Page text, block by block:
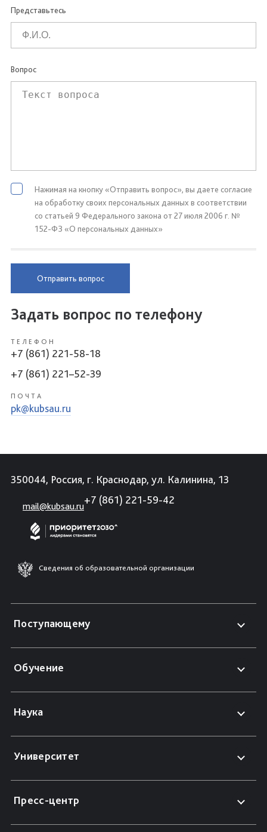
Представьтесь
Вопрос
Нажимая на кнопку «Отправить вопрос», вы даете согласие
на обработку своих персональных данных в соответствии
со статьей 9 Федерального закона от 27 июля 2006 г. №
152-ФЗ «О персональных данных»
Отправить вопрос
Задать вопрос по телефону
ТЕЛЕФОН
+7 (861) 221-58-18
+7 (861) 221–52-39
ПОЧТА
pk@kubsau.ru
350044, Россия, г. Краснодар, ул. Калинина, 13
mail@kubsau.ru
+7 (861) 221-59-42
Сведения об образовательной организации
Поступающему
Обучение
Наука
Университет
Пресс-центр